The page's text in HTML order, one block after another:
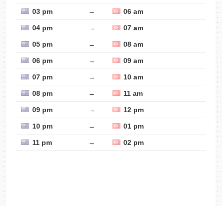
03 pm → 06 am
04 pm → 07 am
05 pm → 08 am
06 pm → 09 am
07 pm → 10 am
08 pm → 11 am
09 pm → 12 pm
10 pm → 01 pm
11 pm → 02 pm